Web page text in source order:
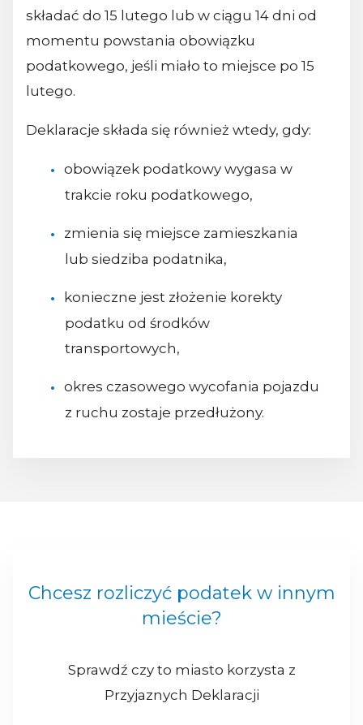
składać do 15 lutego lub w ciągu 14 dni od
momentu powstania obowiązku
podatkowego, jeśli miało to miejsce po 15
lutego.
Deklaracje składa się również wtedy, gdy:
obowiązek podatkowy wygasa w
trakcie roku podatkowego,
zmienia się miejsce zamieszkania
lub siedziba podatnika,
konieczne jest złożenie korekty
podatku od środków
transportowych,
okres czasowego wycofania pojazdu
z ruchu zostaje przedłużony.
Chcesz rozliczyć podatek w innym
mieście?
Sprawdź czy to miasto korzysta z
Przyjaznych Deklaracji